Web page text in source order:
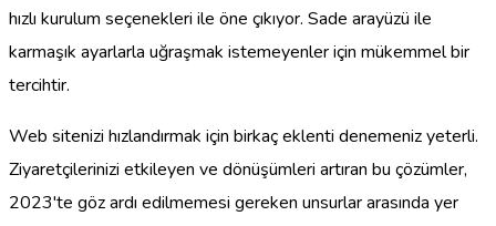
hızlı kurulum seçenekleri ile öne çıkıyor. Sade arayüzü ile
karmaşık ayarlarla uğraşmak istemeyenler için mükemmel bir
tercihtir.
Web sitenizi hızlandırmak için birkaç eklenti denemeniz yeterli.
Ziyaretçilerinizi etkileyen ve dönüşümleri artıran bu çözümler,
2023'te göz ardı edilmemesi gereken unsurlar arasında yer